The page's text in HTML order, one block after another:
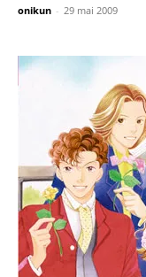
onikun - 29 mai 2009